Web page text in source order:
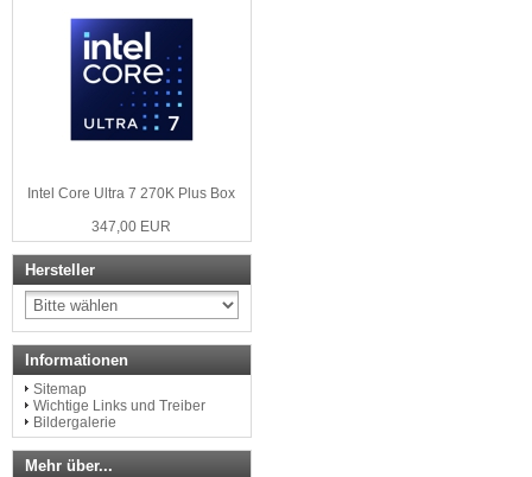
Intel Core Ultra 7 270K Plus Box
347,00 EUR
Hersteller
Informationen
Sitemap
Wichtige Links und Treiber
Bildergalerie
Mehr über...